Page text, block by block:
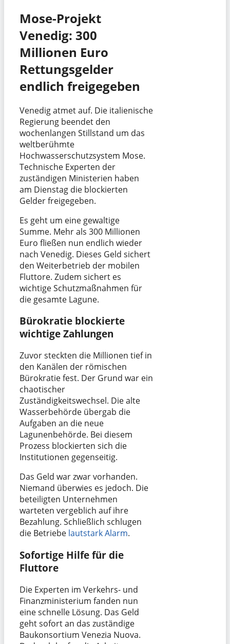
Mose-Projekt
Venedig: 300
Millionen Euro
Rettungsgelder
endlich freigegeben
Venedig atmet auf. Die italienische
Regierung beendet den
wochenlangen Stillstand um das
weltberühmte
Hochwasserschutzsystem Mose.
Technische Experten der
zuständigen Ministerien haben
am Dienstag die blockierten
Gelder freigegeben.
Es geht um eine gewaltige
Summe. Mehr als 300 Millionen
Euro fließen nun endlich wieder
nach Venedig. Dieses Geld sichert
den Weiterbetrieb der mobilen
Fluttore. Zudem sichert es
wichtige Schutzmaßnahmen für
die gesamte Lagune.
Bürokratie blockierte
wichtige Zahlungen
Zuvor steckten die Millionen tief in
den Kanälen der römischen
Bürokratie fest. Der Grund war ein
chaotischer
Zuständigkeitswechsel. Die alte
Wasserbehörde übergab die
Aufgaben an die neue
Lagunenbehörde. Bei diesem
Prozess blockierten sich die
Institutionen gegenseitig.
Das Geld war zwar vorhanden.
Niemand überwies es jedoch. Die
beteiligten Unternehmen
warteten vergeblich auf ihre
Bezahlung. Schließlich schlugen
die Betriebe lautstark Alarm.
Sofortige Hilfe für die
Fluttore
Die Experten im Verkehrs- und
Finanzministerium fanden nun
eine schnelle Lösung. Das Geld
geht sofort an das zuständige
Baukonsortium Venezia Nuova.